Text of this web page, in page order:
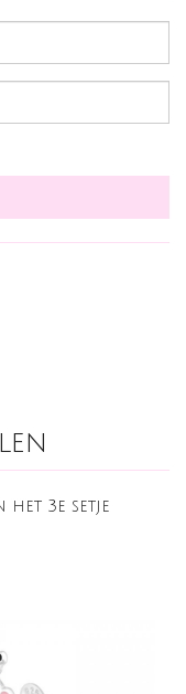
het 3e setje